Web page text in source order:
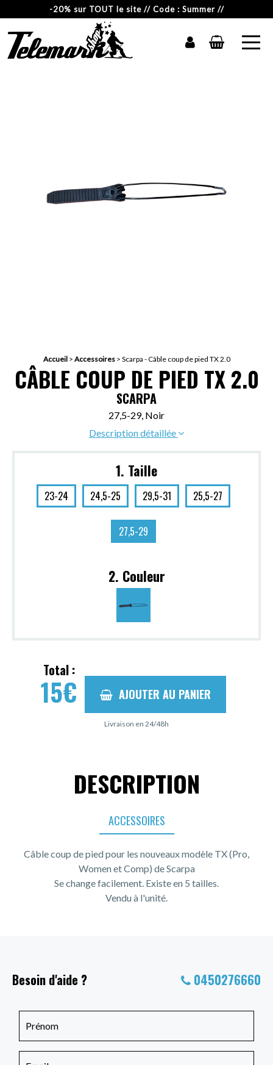
-20% sur TOUT le site // Code : Summer //
Accueil> Accessoires> Scarpa - Câble coup de pied TX 2.0
CÂBLE COUP DE PIED TX 2.0
SCARPA
27,5-29, Noir
Description détaillée
1. Taille
23-24 24,5-25 29,5-31 25,5-27
27,5-29
2. Couleur
Total :
15€ AJOUTER AU PANIER
Livraison en 24/48h
DESCRIPTION
ACCESSOIRES
Câble coup de pied pour les nouveaux modèle TX (Pro,
Women et Comp) de Scarpa
Se change facilement. Existe en 5 tailles.
Vendu à l'unité.
Besoin d'aide ? 0450276660